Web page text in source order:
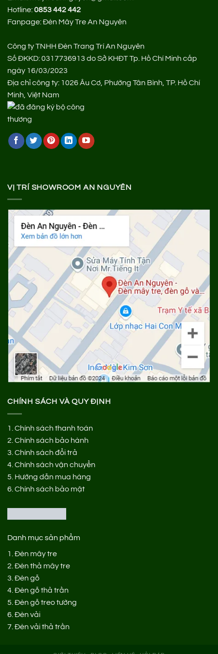
Hotline:0853 442 442
Fanpage:Đèn Mây Tre An Nguyên
Công ty TNHH Đèn Trang Trí An Nguyên
Số ĐKKD: 0317736913 do Sở KHĐT Tp. Hồ Chí Minh cấp
ngày 16/03/2023
Địa chỉ công ty: 1026 Âu Cơ, Phường Tân Bình, TP. Hồ Chí
Minh, Việt Nam
VỊ TRÍ SHOWROOM AN NGUYÊN
CHÍNH SÁCH VÀ QUY ĐỊNH
1. Chính sách thanh toán
2. Chính sách bảo hành
3. Chính sách đổi trả
4. Chính sách vận chuyển
5. Hướng dẫn mua hàng
6. Chính sách bảo mật
Danh mục sản phẩm
1. Đèn mây tre
2. Đèn thả mây tre
3. Đèn gỗ
4. Đèn gỗ thả trần
5. Đèn gỗ treo tường
6. Đèn vải
7. Đèn vải thả trần